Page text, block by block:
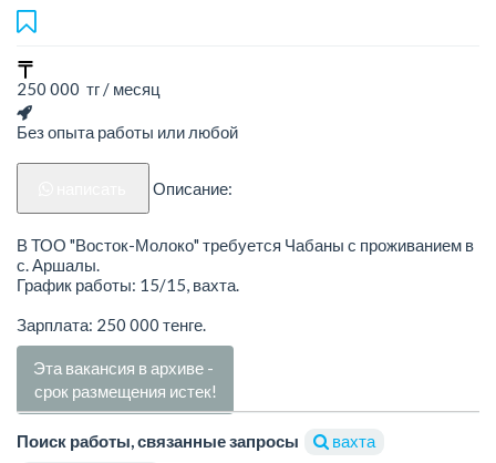
250 000 тг / месяц
Без опыта работы или любой
Описание:
В ТОО "Восток-Молоко" требуется Чабаны с проживанием в
с. Аршалы.
График работы: 15/15, вахта.
Зарплата: 250 000 тенге.
Эта вакансия в архиве -
срок размещения истек!
Поиск работы, связанные запросы
вахта